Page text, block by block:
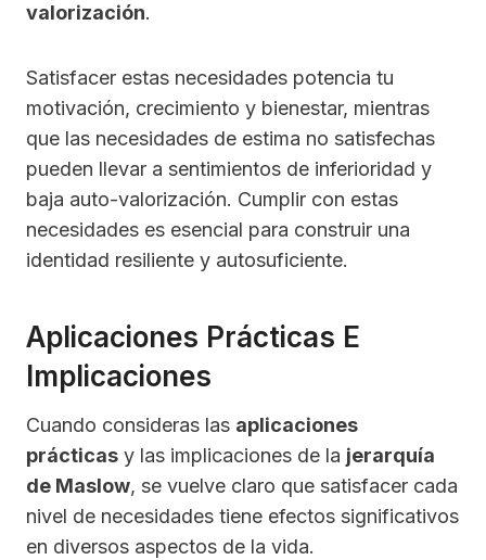
valorización.
Satisfacer estas necesidades potencia tu
motivación, crecimiento y bienestar, mientras
que las necesidades de estima no satisfechas
pueden llevar a sentimientos de inferioridad y
baja auto-valorización. Cumplir con estas
necesidades es esencial para construir una
identidad resiliente y autosuficiente.
Aplicaciones Prácticas E
Implicaciones
Cuando consideras las aplicaciones
prácticas y las implicaciones de la jerarquía
de Maslow, se vuelve claro que satisfacer cada
nivel de necesidades tiene efectos significativos
en diversos aspectos de la vida.